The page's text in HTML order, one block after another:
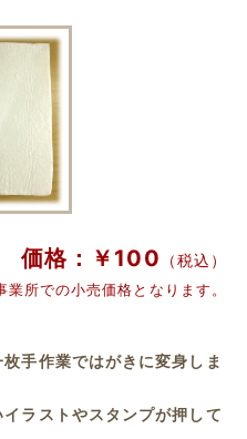
価格：￥100 （税込）
所での小売価格となります。
手作業ではがきに変身しま
ラストやスタンプが押して